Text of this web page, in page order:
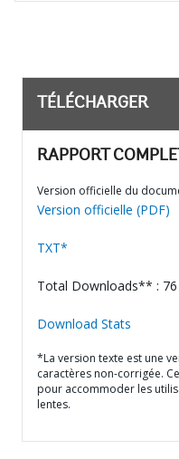
TÉLÉCHARGER
RAPPORT
Version officielle du
Version officielle (PDF)
TXT*
Total Downloads** : 76
Download Stats
*La version texte est une
caractères non-corrigée.
pour accommoder les
lentes.